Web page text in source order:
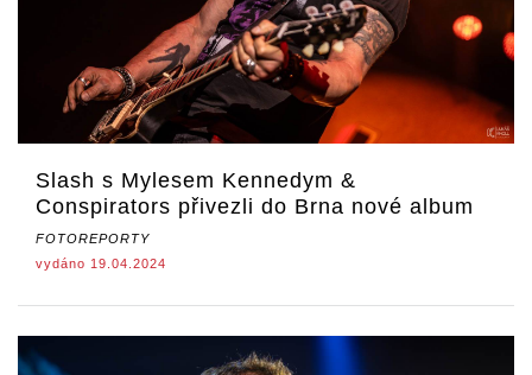
Slash s Mylesem Kennedym &
Conspirators přivezli do Brna nové album
FOTOREPORTY
vydáno 19.04.2024